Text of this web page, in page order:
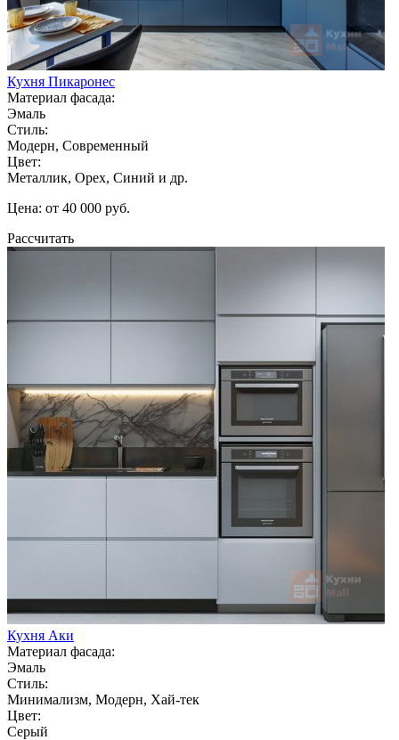
Кухня Пикаронес
Материал фасада:
Эмаль
Стиль:
Модерн, Современный
Цвет:
Металлик, Орех, Синий и др.
Цена: от 40 000 руб.
Рассчитать
Кухня Аки
Материал фасада:
Эмаль
Стиль:
Минимализм, Модерн, Хай-тек
Цвет:
Серый